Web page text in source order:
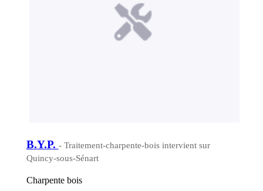
B.Y.P. - Traitement-charpente-bois intervient sur
Quincy-sous-Sénart
Charpente bois